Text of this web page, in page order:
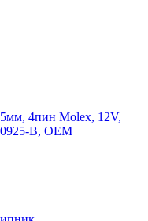
4пин Molex, 12V,
B, OEM